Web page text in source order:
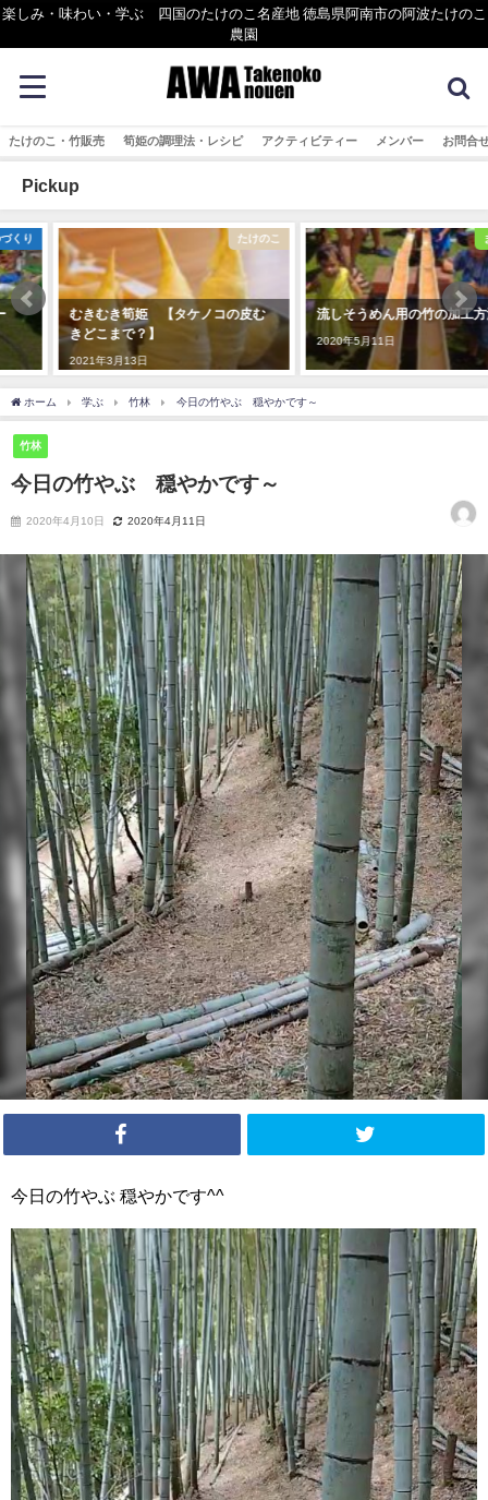
楽しみ・味わい・学ぶ 四国のたけのこ名産地 徳島県阿南市の阿波たけのこ
農園
たけのこ・竹販売 筍姫の調理法・レシピ アクティビティー メンバー お問合
Pickup
たけのこ
むきむき筍姫 【タケノコの皮む
きどこまで？】
2021年3月13日
まめ知識
流しそうめん用の竹の加工方法
2020年5月11日
ホーム 学ぶ 竹林 今日の竹やぶ 穏やかです～
竹林
今日の竹やぶ 穏やかです～
2020年4月10日 2020年4月11日
今日の竹やぶ 穏やかです^^